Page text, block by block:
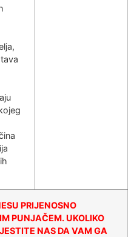
PRIJENOSNO
PUNJAČEM. UKOLIKO
NAS DA VAM GA